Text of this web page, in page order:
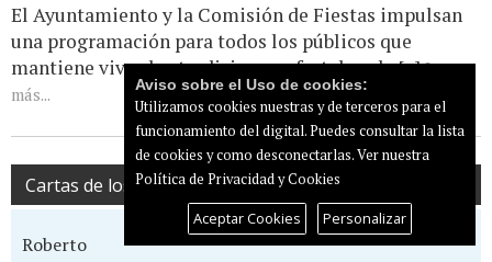
El Ayuntamiento y la Comisión de Fiestas impulsan
una programación para todos los públicos que
mantiene vivas las tradiciones y fortalece la [...]Leer
más...
Cartas de los lectores
Roberto
Aviso sobre el Uso de cookies:
Utilizamos cookies nuestras y de terceros para el
funcionamiento del digital. Puedes consultar la lista
de cookies y como desconectarlas.Ver nuestra
Política de Privacidad y Cookies
Aceptar Cookies Personalizar